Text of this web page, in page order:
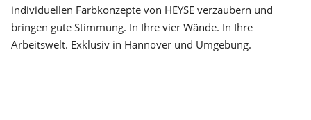
individuellen Farbkonzepte von HEYSE verzaubern und
bringen gute Stimmung. In Ihre vier Wände. In Ihre
Arbeitswelt. Exklusiv in Hannover und Umgebung.